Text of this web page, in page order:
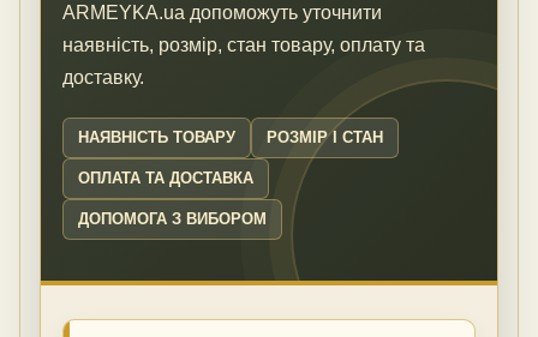
ARMEYKA.ua допоможуть уточнити
наявність, розмір, стан товару, оплату та
доставку.
НАЯВНІСТЬ ТОВАРУ РОЗМІР І СТАН
ОПЛАТА ТА ДОСТАВКА
ДОПОМОГА З ВИБОРОМ